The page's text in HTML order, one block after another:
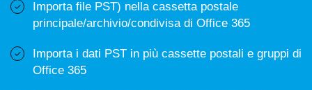
Importa file PST) nella cassetta postale
principale/archivio/condivisa di Office 365
Importa i dati PST in più cassette postali e gruppi di
Office 365